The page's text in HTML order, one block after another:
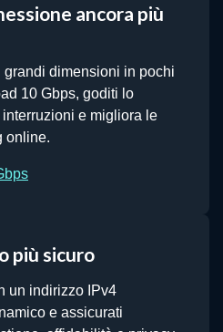
ancora più
dimensioni in pochi
10 Gbps, goditi lo
e migliora le
online.
più sicuro
un indirizzo IPv4
e assicurati